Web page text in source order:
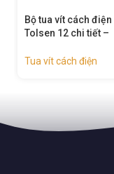
vít cách điện
12 chi tiết –
cách điện